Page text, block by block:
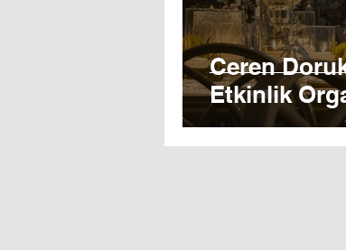
Ceren
Etkinlik